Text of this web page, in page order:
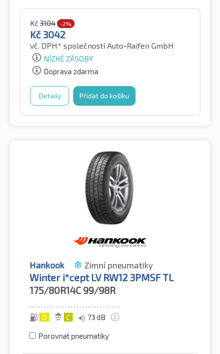
Kč3104 -2%
Kč 3042
vč. DPH* společností Auto-Raifen GmbH
NÍZKÉ ZÁSOBY
Doprava zdarma
Detaily Přidat do košíku
Hankook Zimní pneumatiky
Winter i*cept LV RW12 3PMSF TL
175/80R14C 99/98R
D C 73 dB
Porovnat pneumatiky